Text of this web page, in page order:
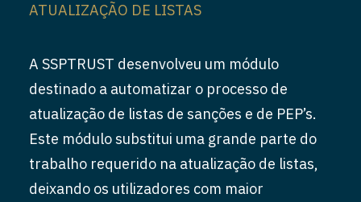
ATUALIZAÇÃO DE LISTAS
A SSPTRUST desenvolveu um módulo
destinado a automatizar o processo de
atualização de listas de sanções e de PEP’s.
Este módulo substitui uma grande parte do
trabalho requerido na atualização de listas,
deixando os utilizadores com maior